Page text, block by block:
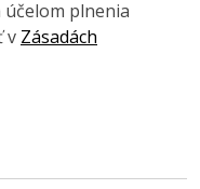
účelom plnenia
v Zásadách